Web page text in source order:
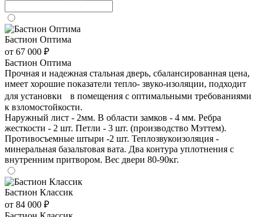
Бастион Оптима
от 67 000 ₽
Бастион Оптима
Прочная и надежная стальная дверь, сбалансированная цена,
имеет хорошие показатели тепло- звуко-изоляции, подходит
для установки в помещения с оптимальными требованиями
к взломостойкости.
Наружный лист - 2мм. В области замков - 4 мм. Ребра
жесткости - 2 шт. Петли - 3 шт. (производство Мэттем).
Противосъемные штыри -2 шт. Теплозвукоизоляция -
минеральная базальтовая вата. Два контура уплотнения с
внутренним притвором. Вес двери 80-90кг.
Бастион Классик
от 84 000 ₽